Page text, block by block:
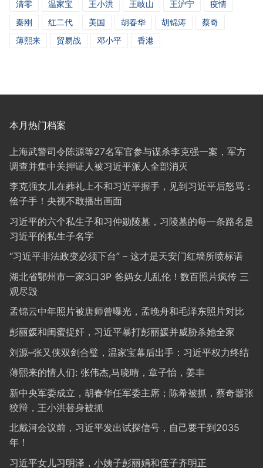
清零 温家宝 王小洪 王岐山 王沪宁
疫情
秦刚
红二代 美国 胡春华 胡锦涛
蔡奇
薄熙来
贸易战 邓小平 香港
本月热门档案
上海武警司令陈源等27名军官参与谋杀李克强一案，军方
调查并集中关押证人被习近平派人全部消灭
李克强女儿在葬礼上不和习近平握手，见到习近平后怒骂：
侩子手！央视不敢播出画面
习近平的六个私生子和习仲勋陵墓，习陵墓的每一条路名是
习近平的私生子名字
“习近平非法政变必须下台” – 这才是天安门红墙所喷标语
湖北省鄂州市一家3口3P 爸妈女儿乱伦！数百照片疯传 三
观尽毁
孟锦云中年照片被唐师曾曝光，孟晚舟和毛泽东照片对比
彭丽媛和闺蜜捉奸，习近平暴打彭丽媛并威胁杀她全家
刘源–张又侠双剑合璧，温家宝幕后出手：习近平权力终结
薄熙来的情人们: 张伟杰,马晓晴，章子怡，姜丰
新中央军委成立，胡春华任军委主席；陈希被抓，蔡奇嚣张
狡辩，王小洪替身被抓
北戴河会议前，习近平发出试探信号，自己要干到2035
年！
习近平女儿习明泽，小姨子彭丽娟和侄子齐明正